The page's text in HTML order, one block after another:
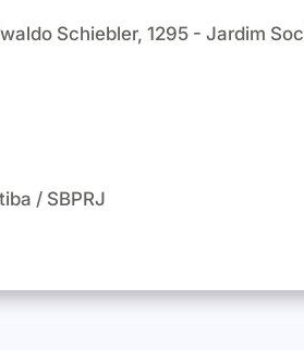
Schiebler, 1295 - Jardim
/ SBPRJ